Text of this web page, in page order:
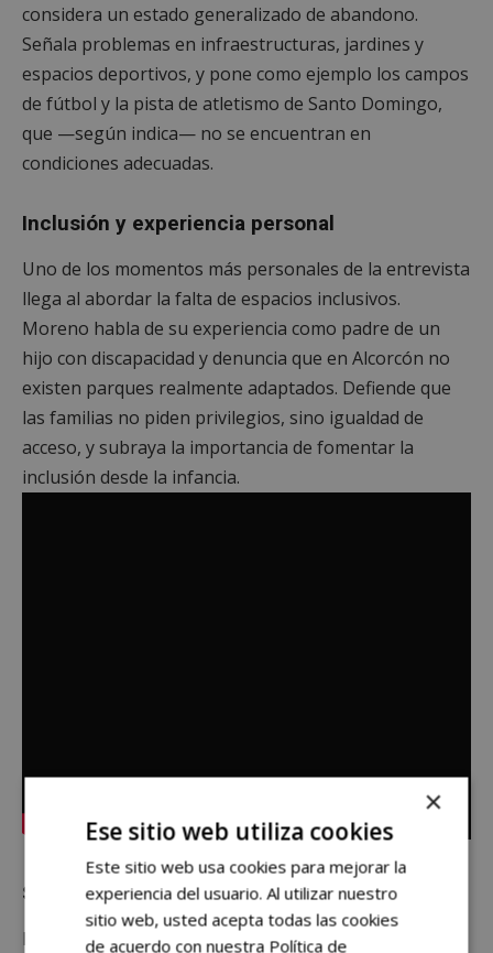
considera un estado generalizado de abandono.
Señala problemas en infraestructuras, jardines y
espacios deportivos, y pone como ejemplo los campos
de fútbol y la pista de atletismo de Santo Domingo,
que —según indica— no se encuentran en
condiciones adecuadas.
Inclusión y experiencia personal
Uno de los momentos más personales de la entrevista
llega al abordar la falta de espacios inclusivos.
Moreno habla de su experiencia como padre de un
hijo con discapacidad y denuncia que en Alcorcón no
existen parques realmente adaptados. Defiende que
las familias no piden privilegios, sino igualdad de
acceso, y subraya la importancia de fomentar la
inclusión desde la infancia.
Seguridad y ocupación
En materia de seguridad, el portavoz de VOX asegura
×
Ese sitio web utiliza cookies
Este sitio web usa cookies para mejorar la
experiencia del usuario. Al utilizar nuestro
sitio web, usted acepta todas las cookies
de acuerdo con nuestra Política de